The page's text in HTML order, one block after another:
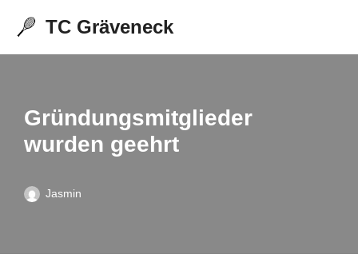
TC Gräveneck
Gründungsmitglieder
wurden geehrt
Jasmin